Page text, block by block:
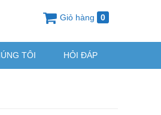
Giỏ hàng 0
TÔI HỎI ĐÁP